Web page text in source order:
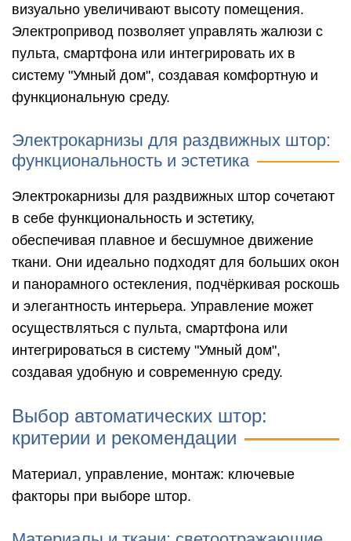
визуально увеличивают высоту помещения.
Электропривод позволяет управлять жалюзи с
пульта, смартфона или интегрировать их в
систему "Умный дом", создавая комфортную и
функциональную среду.
Электрокарнизы для раздвижных штор:
функциональность и эстетика
Электрокарнизы для раздвижных штор сочетают
в себе функциональность и эстетику,
обеспечивая плавное и бесшумное движение
ткани. Они идеально подходят для больших окон
и панорамного остекления, подчёркивая роскошь
и элегантность интерьера. Управление может
осуществляться с пульта, смартфона или
интегрироваться в систему "Умный дом",
создавая удобную и современную среду.
Выбор автоматических штор:
критерии и рекомендации
Материал, управление, монтаж: ключевые
факторы при выборе штор.